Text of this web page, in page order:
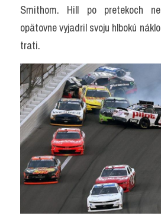
Smithom. Hill po pretekoch
opätovne vyjadril svoju hlbokú
trati.